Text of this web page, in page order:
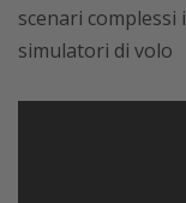
scenari
simulatori di volo